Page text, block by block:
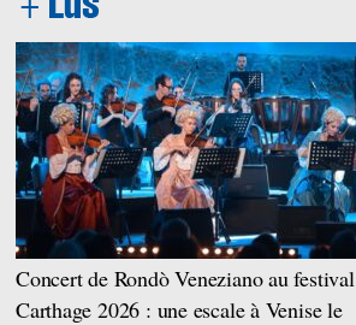
Concert de Rondò Veneziano au festival
Carthage 2026 : une escale à Venise le